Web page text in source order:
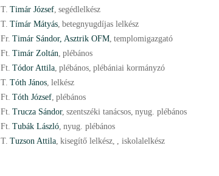
T. Timár József, segédlelkész
T. Tímár Mátyás, betegnyugdíjas lelkész
Fr. Timár Sándor, Asztrik OFM, templomigazgató
Ft. Timár Zoltán, plébános
Ft. Tódor Attila, plébános, plébániai kormányzó
T. Tóth János, lelkész
Ft. Tóth József, plébános
Ft. Trucza Sándor, szentszéki tanácsos, nyug. plébános
Ft. Tubák László, nyug. plébános
T. Tuzson Attila, kisegítő lelkész, , iskolalelkész